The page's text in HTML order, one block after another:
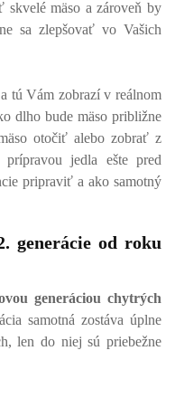
mäso a zároveň by
sa zlepšovať vo Vašich
tú Vám zobrazí v reálnom
dlho bude mäso približne
otočiť alebo zobrať z
jedla ešte pred
pripraviť a ako samotný
generácie od roku
generáciou chytrých
samotná zostáva úplne
len do niej sú priebežne